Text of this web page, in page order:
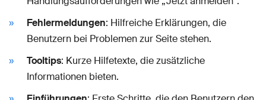
Fehlermeldungen: Hilfreiche Erklärungen, die
Benutzern bei Problemen zur Seite stehen.
Tooltips: Kurze Hilfetexte, die zusätzliche
Informationen bieten.